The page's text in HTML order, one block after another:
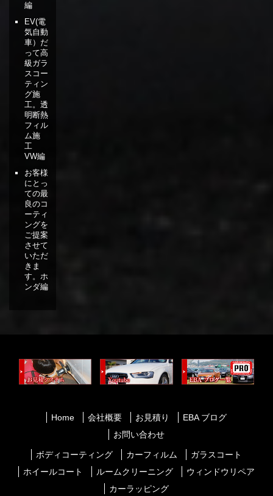
編
EV(電
気自動
車）だ
って高
級ガラ
スコー
ティン
グ施
工。透
明断熱
フィル
ム施
工
VW編
お客様
にとっ
ての最
良のコ
ーティ
ングを
ご提案
させて
いただ
きま
す。ホ
ンダ編
Home 会社概要 お見積り
EBA ブログ
お問い合わせ
ボディコーティング カーフィルム
ガラスコート
ホイールコート
ルームクリーニング
ウィンドウリペア
カーラッピング